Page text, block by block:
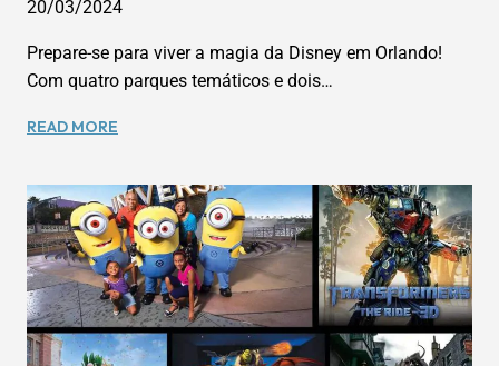
20/03/2024
Prepare-se para viver a magia da Disney em Orlando!
Com quatro parques temáticos e dois…
READ MORE
DOS
PARQUES
DA
WALT
DISNEY
WORLD
RESORT